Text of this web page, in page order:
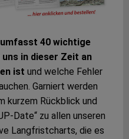
40 wichtige
in dieser Zeit an
ist und welche Fehler
Garniert werden
kurzem Rückblick und
Date“ zu allen unseren
Langfristcharts, die es